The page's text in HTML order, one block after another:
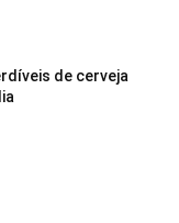
de cerveja